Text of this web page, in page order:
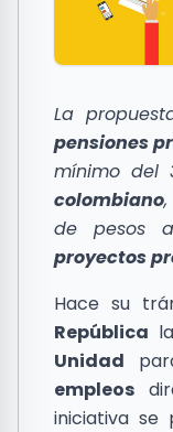
La
pensiones
mínimo del
colombiano
de pesos
proyectos
Hace su
República
Unidad
empleos
iniciativa se